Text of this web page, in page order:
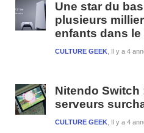
Une star du
plusieurs
enfants dans
Il y a 4
CULTURE GEEK
Nitendo Switch
serveurs
Il y a 4
CULTURE GEEK